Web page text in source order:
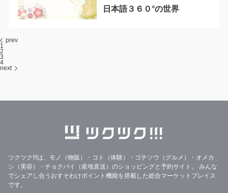
日本語３６０°の世界
prev
1
2
3
4
next
ツクツク!!!は、モノ（物販）・コト（体験）・ゴチソウ（グルメ）・オメカ
シ（美容）・チョクバイ（産地直送）のショッピングと予約サイト。
みんな
でシェアし合うおすそわけポイント機能を搭載した総合マーケットプレイス
です。